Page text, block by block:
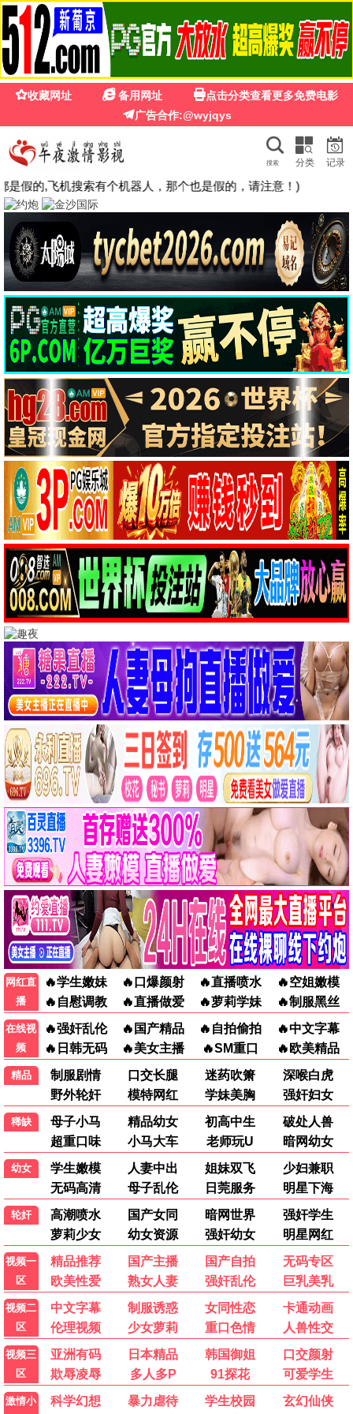
豆花影视